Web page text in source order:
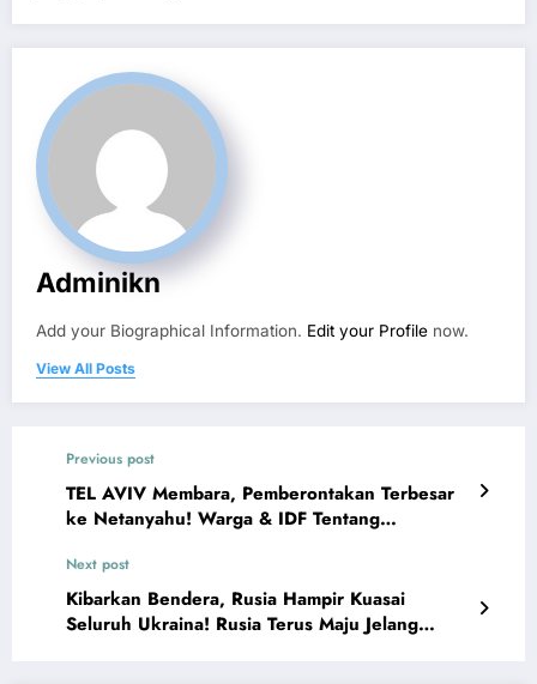
Adminikn
Add your Biographical Information. Edit your Profile now.
View All Posts
Previous post
TEL AVIV Membara, Pemberontakan Terbesar
ke Netanyahu! Warga & IDF Tentang
Next post
Kibarkan Bendera, Rusia Hampir Kuasai
Seluruh Ukraina! Rusia Terus Maju Jelang